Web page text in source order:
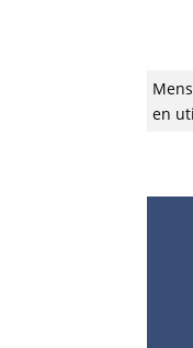
en